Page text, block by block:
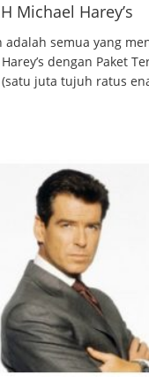
Michael Harey’s
adalah semua yang
dengan Paket
(satu juta tujuh ratus